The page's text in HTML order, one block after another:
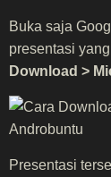
Buka saja
presentasi
Download >
Presentasi